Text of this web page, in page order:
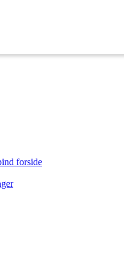
forside